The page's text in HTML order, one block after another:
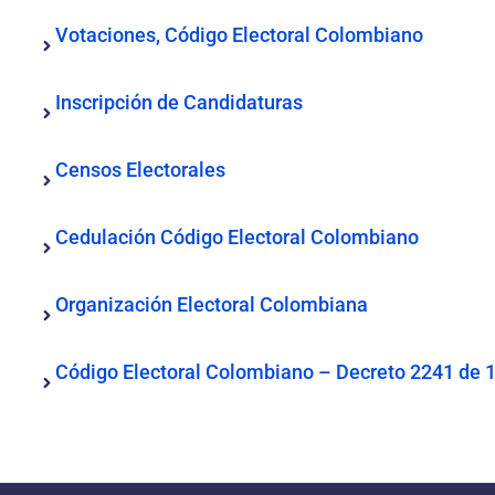
Votaciones, Código Electoral Colombiano
Inscripción de Candidaturas
Censos Electorales
Cedulación Código Electoral Colombiano
Organización Electoral Colombiana
Código Electoral Colombiano – Decreto 2241 de